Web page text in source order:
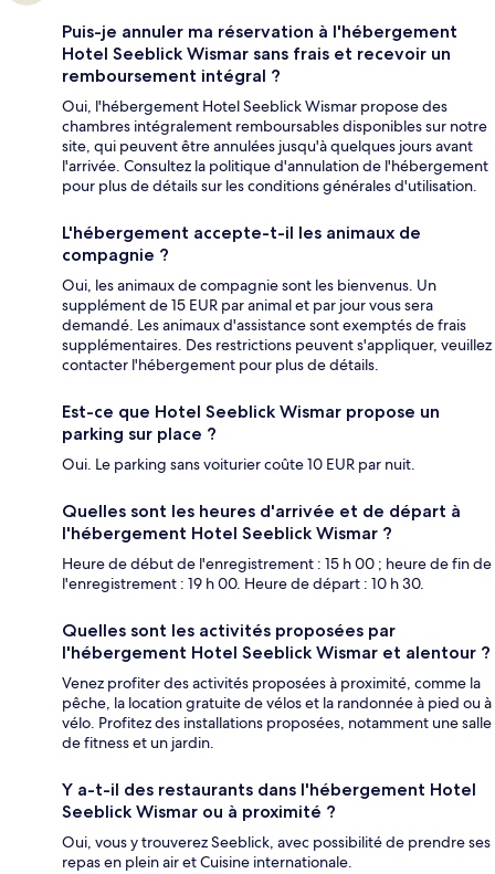
Puis-je annuler ma réservation à l'hébergement
Hotel Seeblick Wismar sans frais et recevoir un
remboursement intégral ?
Oui, l'hébergement Hotel Seeblick Wismar propose des
chambres intégralement remboursables disponibles sur notre
site, qui peuvent être annulées jusqu'à quelques jours avant
l'arrivée. Consultez la politique d'annulation de l'hébergement
pour plus de détails sur les conditions générales d'utilisation.
L'hébergement accepte-t-il les animaux de
compagnie ?
Oui, les animaux de compagnie sont les bienvenus. Un
supplément de 15 EUR par animal et par jour vous sera
demandé. Les animaux d'assistance sont exemptés de frais
supplémentaires. Des restrictions peuvent s'appliquer, veuillez
contacter l'hébergement pour plus de détails.
Est-ce que Hotel Seeblick Wismar propose un
parking sur place ?
Oui. Le parking sans voiturier coûte 10 EUR par nuit.
Quelles sont les heures d'arrivée et de départ à
l'hébergement Hotel Seeblick Wismar ?
Heure de début de l'enregistrement : 15 h 00 ; heure de fin de
l'enregistrement : 19 h 00. Heure de départ : 10 h 30.
Quelles sont les activités proposées par
l'hébergement Hotel Seeblick Wismar et alentour ?
Venez profiter des activités proposées à proximité, comme la
pêche, la location gratuite de vélos et la randonnée à pied ou à
vélo. Profitez des installations proposées, notamment une salle
de fitness et un jardin.
Y a-t-il des restaurants dans l'hébergement Hotel
Seeblick Wismar ou à proximité ?
Oui, vous y trouverez Seeblick, avec possibilité de prendre ses
repas en plein air et Cuisine internationale.